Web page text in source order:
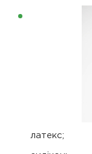
латекс;